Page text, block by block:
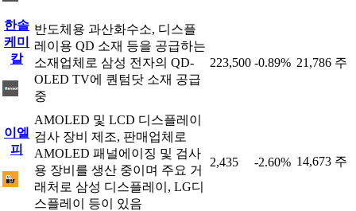
한솔
케미
칼
반도체용 과산화수소, 디스플
레이용 QD 소재 등을 공급하는
소재업체로 삼성 전자의 QD-
OLED TV에 퀀텀닷 소재 공급
중
223,500 -0.89% 21,786 주
이엘
피
AMOLED 및 LCD 디스플레이
검사 장비 제조, 판매업체로
AMOLED 패널에이징 및 검사
용 장비를 생산 중이며 주요 거
래처로 삼성 디스플레이, LG디
스플레이 등이 있음
2,435 -2.60% 14,673 주